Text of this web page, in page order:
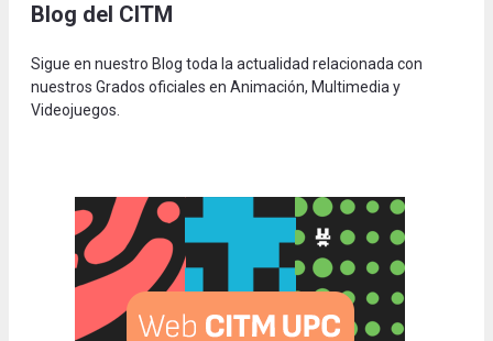
Blog del CITM
Sigue en nuestro Blog toda la actualidad relacionada con
nuestros Grados oficiales en Animación, Multimedia y
Videojuegos.